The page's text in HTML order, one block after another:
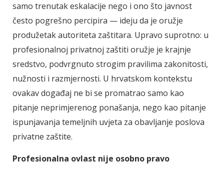
samo trenutak eskalacije nego i ono što javnost
često pogrešno percipira — ideju da je oružje
produžetak autoriteta zaštitara. Upravo suprotno: u
profesionalnoj privatnoj zaštiti oružje je krajnje
sredstvo, podvrgnuto strogim pravilima zakonitosti,
nužnosti i razmjernosti. U hrvatskom kontekstu
ovakav događaj ne bi se promatrao samo kao
pitanje neprimjerenog ponašanja, nego kao pitanje
ispunjavanja temeljnih uvjeta za obavljanje poslova
privatne zaštite.
Profesionalna ovlast nije osobno pravo